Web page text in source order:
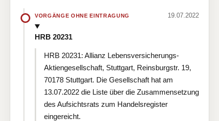
VORGÄNGE OHNE EINTRAGUNG 19.07.2022
HRB 20231
HRB 20231: Allianz Lebensversicherungs-
Aktiengesellschaft, Stuttgart, Reinsburgstr. 19,
70178 Stuttgart. Die Gesellschaft hat am
13.07.2022 die Liste über die Zusammensetzung
des Aufsichtsrats zum Handelsregister
eingereicht.